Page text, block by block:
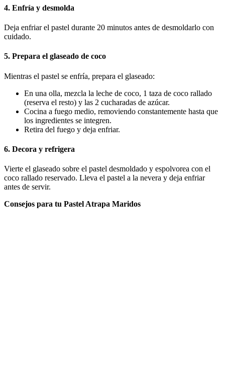
4. Enfría y desmolda
Deja enfriar el pastel durante 20 minutos antes de desmoldarlo con
cuidado.
5. Prepara el glaseado de coco
Mientras el pastel se enfría, prepara el glaseado:
En una olla, mezcla la leche de coco, 1 taza de coco rallado
(reserva el resto) y las 2 cucharadas de azúcar.
Cocina a fuego medio, removiendo constantemente hasta que
los ingredientes se integren.
Retira del fuego y deja enfriar.
6. Decora y refrigera
Vierte el glaseado sobre el pastel desmoldado y espolvorea con el
coco rallado reservado. Lleva el pastel a la nevera y deja enfriar
antes de servir.
Consejos para tu Pastel Atrapa Maridos